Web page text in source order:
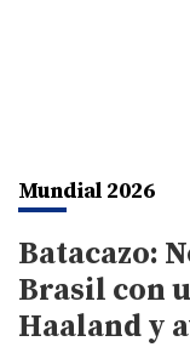
Mundial 2026
Batacazo:
Brasil con
Haaland y